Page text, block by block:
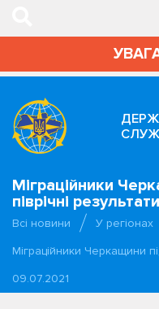
УВАГА!
Міграційники
піврічні
Всі новини
У регіонах
Міграційники Черкащини
09.07.2021